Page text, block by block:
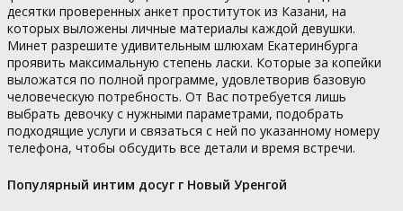
десятки проверенных анкет проституток из Казани, на
которых выложены личные материалы каждой девушки.
Минет разрешите удивительным шлюхам Екатеринбурга
проявить максимальную степень ласки. Которые за копейки
выложатся по полной программе, удовлетворив базовую
человеческую потребность. От Вас потребуется лишь
выбрать девочку с нужными параметрами, подобрать
подходящие услуги и связаться с ней по указанному номеру
телефона, чтобы обсудить все детали и время встречи.
Популярный интим досуг г Новый Уренгой